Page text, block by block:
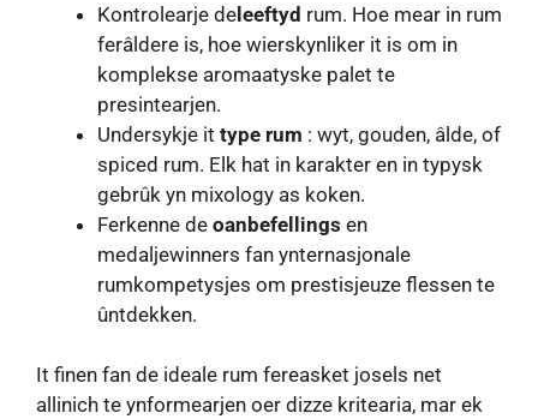
Kontrolearje deleeftyd rum. Hoe mear in rum
ferâldere is, hoe wierskynliker it is om in
komplekse aromaatyske palet te
presintearjen.
Undersykje it type rum : wyt, gouden, âlde, of
spiced rum. Elk hat in karakter en in typysk
gebrûk yn mixology as koken.
Ferkenne de oanbefellings en
medaljewinners fan ynternasjonale
rumkompetysjes om prestisjeuze flessen te
ûntdekken.
It finen fan de ideale rum fereasket josels net
allinich te ynformearjen oer dizze kritearia, mar ek